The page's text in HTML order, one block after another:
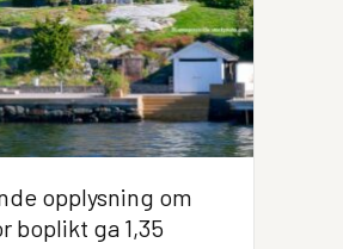
opplysning om
boplikt ga 1,35